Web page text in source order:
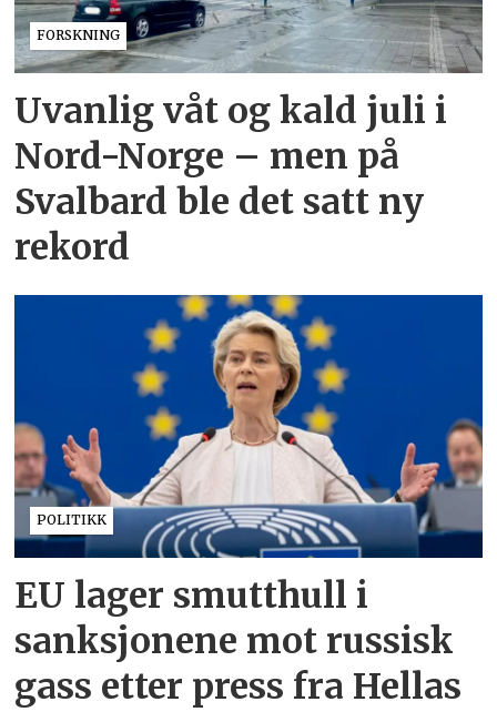
FORSKNING
Uvanlig våt og kald juli i
Nord-Norge – men på
Svalbard ble det satt ny
rekord
POLITIKK
EU lager smutthull i
sanksjonene mot russisk
gass etter press fra Hellas